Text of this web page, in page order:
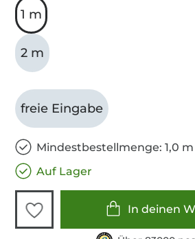
1 m
2 m
freie Eingabe
Mindestbestellmenge: 1,0 m
Auf Lager
In deinen